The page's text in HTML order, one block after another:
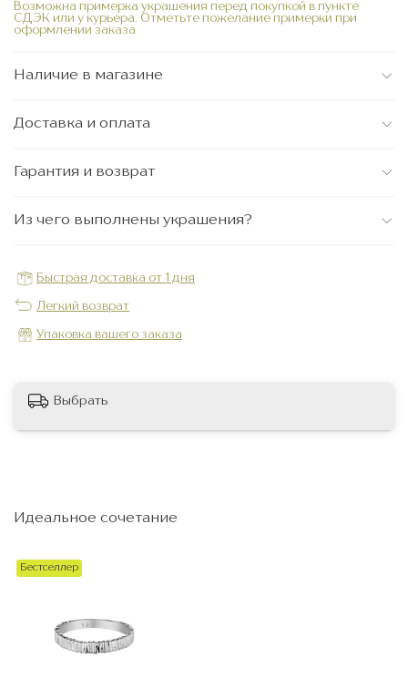
Возможна примерка украшения перед покупкой в пункте
СДЭК или у курьера. Отметьте пожелание примерки при
оформлении заказа
Наличие в магазине
Доставка и оплата
Гарантия и возврат
Из чего выполнены украшения?
Быстрая доставка от 1 дня
Легкий возврат
Упаковка вашего заказа
Выбрать
Идеальное сочетание
Бестселлер